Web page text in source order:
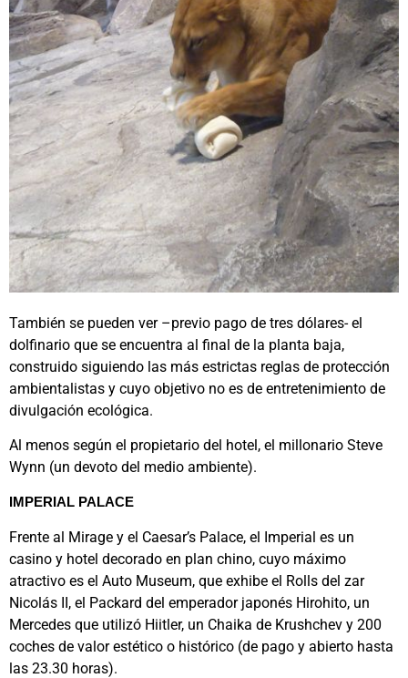
También se pueden ver –previo pago de tres dólares- el
dolfinario que se encuentra al final de la planta baja,
construido siguiendo las más estrictas reglas de protección
ambientalistas y cuyo objetivo no es de entretenimiento de
divulgación ecológica.
Al menos según el propietario del hotel, el millonario Steve
Wynn (un devoto del medio ambiente).
IMPERIAL PALACE
Frente al Mirage y el Caesar’s Palace, el Imperial es un
casino y hotel decorado en plan chino, cuyo máximo
atractivo es el Auto Museum, que exhibe el Rolls del zar
Nicolás II, el Packard del emperador japonés Hirohito, un
Mercedes que utilizó Hiitler, un Chaika de Krushchev y 200
coches de valor estético o histórico (de pago y abierto hasta
las 23.30 horas).